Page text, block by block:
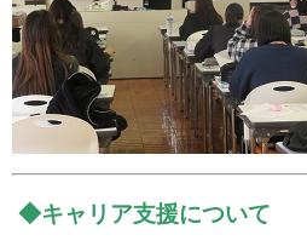
◆キャリア支援について